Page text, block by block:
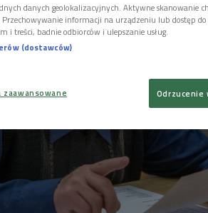
danych geolokalizacyjnych. Aktywne skanowanie
informacji na urządzeniu lub dostęp
i treści, badnie odbiorców i ulepszanie usług.
(dostawców)
Odrzucenie